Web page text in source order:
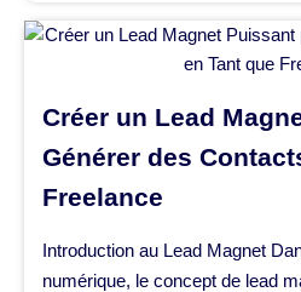
Créer un Lead
Générer des
Freelance
Introduction au Lead Magnet
numérique, le concept de lead